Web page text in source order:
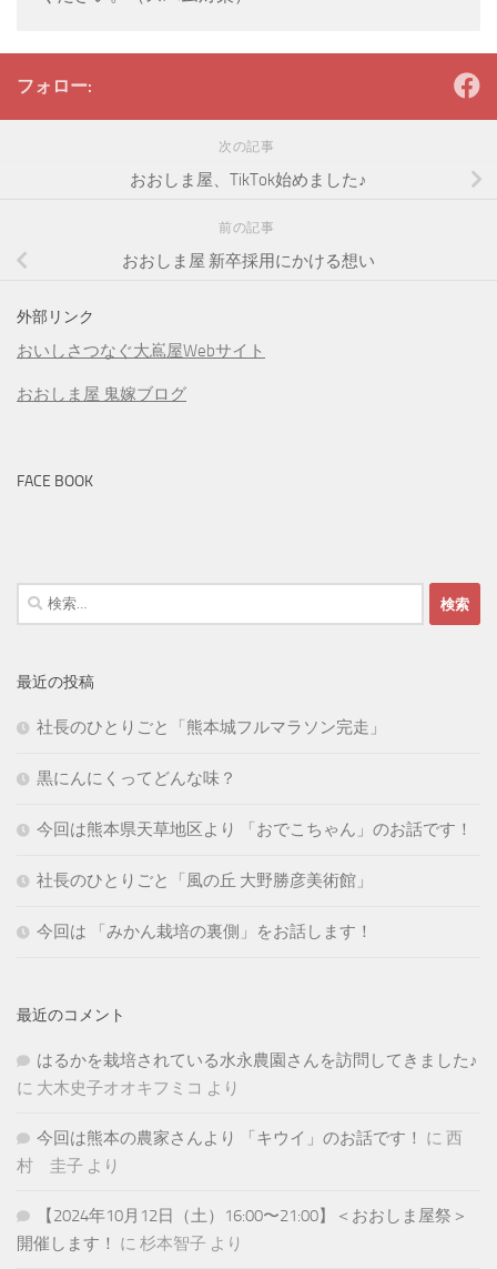
フォロー:
次の記事
おおしま屋、TikTok始めました♪
前の記事
おおしま屋 新卒採用にかける想い
外部リンク
おいしさつなぐ大嶌屋Webサイト
おおしま屋 鬼嫁ブログ
FACE BOOK
検
索:
最近の投稿
社長のひとりごと「熊本城フルマラソン完走」
黒にんにくってどんな味？
今回は熊本県天草地区より 「おでこちゃん」のお話です！
社長のひとりごと「風の丘 大野勝彦美術館」
今回は 「みかん栽培の裏側」をお話します！
最近のコメント
はるかを栽培されている水永農園さんを訪問してきました♪
に 大木史子オオキフミコ より
今回は熊本の農家さんより 「キウイ」のお話です！ に 西
村 圭子 より
【2024年10月12日（土）16:00〜21:00】＜おおしま屋祭＞
開催します！ に 杉本智子 より